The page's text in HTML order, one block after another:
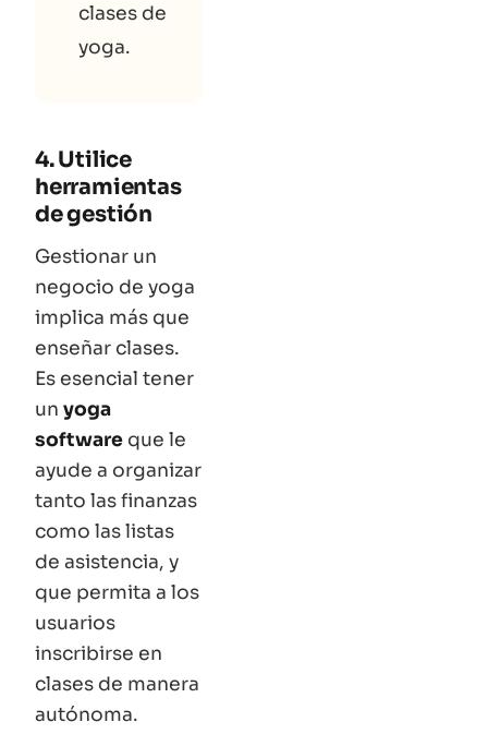
clases de
yoga.
4. Utilice
herramientas
de gestión
Gestionar un
negocio de yoga
implica más que
enseñar clases.
Es esencial tener
un yoga
software que le
ayude a organizar
tanto las finanzas
como las listas
de asistencia, y
que permita a los
usuarios
inscribirse en
clases de manera
autónoma.